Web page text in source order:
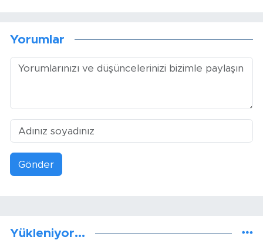
Yorumlar
Gönder
Yükleniyor...